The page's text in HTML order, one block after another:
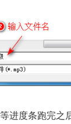
度条跑完之